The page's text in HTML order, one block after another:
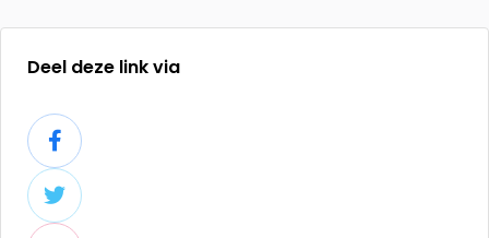
Deel deze link via